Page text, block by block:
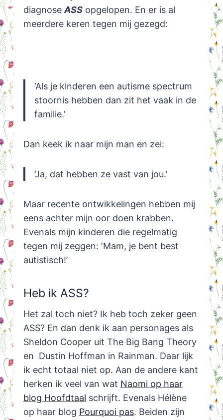
diagnoseASSopgelopen. En er is al
meerdere keren tegen mij gezegd:
‘Als je kinderen een autisme spectrum
stoornis hebben dan zit het vaak in de
familie.’
Dan keek ik naar mijn man en zei:
‘Ja, dat hebben ze vast van jou.’
Maar recente ontwikkelingen hebben mij
eens achter mijn oor doen krabben.
Evenals mijn kinderen die regelmatig
tegen mij zeggen: ‘Mam, je bent best
autistisch!’
Heb ik ASS?
Het zal toch niet? Ik heb toch zeker geen
ASS? En dan denk ik aan personages als
Sheldon Cooper uit The Big Bang Theory
en Dustin Hoffman in Rainman. Daar lijk
ik echt totaal niet op. Aan de andere kant
herken ik veel van wat Naomi op haar
blog Hoofdtaal schrijft. Evenals Hélène
op haar blog Pourquoi pas. Beiden zijn